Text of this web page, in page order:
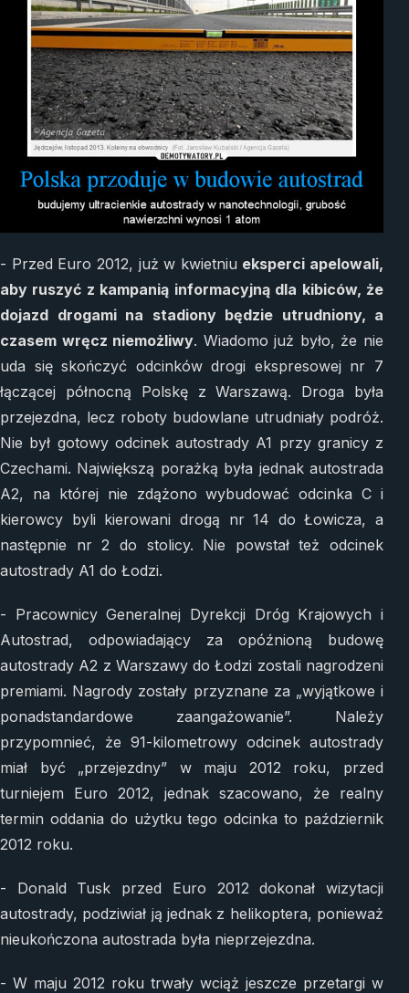
- Przed Euro 2012, już w kwietniu eksperci apelowali,
aby ruszyć z kampanią informacyjną dla kibiców, że
dojazd drogami na stadiony będzie utrudniony, a
czasem wręcz niemożliwy. Wiadomo już było, że nie
uda się skończyć odcinków drogi ekspresowej nr 7
łączącej północną Polskę z Warszawą. Droga była
przejezdna, lecz roboty budowlane utrudniały podróż.
Nie był gotowy odcinek autostrady A1 przy granicy z
Czechami. Największą porażką była jednak autostrada
A2, na której nie zdążono wybudować odcinka C i
kierowcy byli kierowani drogą nr 14 do Łowicza, a
następnie nr 2 do stolicy. Nie powstał też odcinek
autostrady A1 do Łodzi.
- Pracownicy Generalnej Dyrekcji Dróg Krajowych i
Autostrad, odpowiadający za opóźnioną budowę
autostrady A2 z Warszawy do Łodzi zostali nagrodzeni
premiami. Nagrody zostały przyznane za „wyjątkowe i
ponadstandardowe zaangażowanie”. Należy
przypomnieć, że 91-kilometrowy odcinek autostrady
miał być „przejezdny” w maju 2012 roku, przed
turniejem Euro 2012, jednak szacowano, że realny
termin oddania do użytku tego odcinka to październik
2012 roku.
- Donald Tusk przed Euro 2012 dokonał wizytacji
autostrady, podziwiał ją jednak z helikoptera, ponieważ
nieukończona autostrada była nieprzejezdna.
- W maju 2012 roku trwały wciąż jeszcze przetargi w